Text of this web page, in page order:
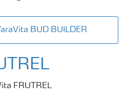
BUD BUILDER